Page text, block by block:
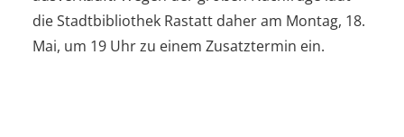
die Stadtbibliothek Rastatt daher am Montag, 18.
Mai, um 19 Uhr zu einem Zusatztermin ein.